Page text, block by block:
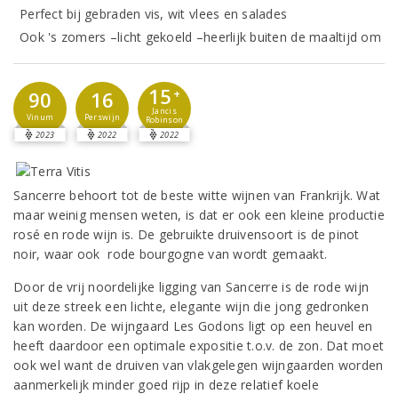
Perfect bij gebraden vis, wit vlees en salades
Ook 's zomers –licht gekoeld –heerlijk buiten de maaltijd om
90
Vinum
2023
16
Perswijn
2022
15 +
Jancis
Robinson
2022
Sancerre behoort tot de beste witte wijnen van Frankrijk. Wat
maar weinig mensen weten, is dat er ook een kleine productie
rosé en rode wijn is. De gebruikte druivensoort is de pinot
noir, waar ook rode bourgogne van wordt gemaakt.
Door de vrij noordelijke ligging van Sancerre is de rode wijn
uit deze streek een lichte, elegante wijn die jong gedronken
kan worden. De wijngaard Les Godons ligt op een heuvel en
heeft daardoor een optimale expositie t.o.v. de zon. Dat moet
ook wel want de druiven van vlakgelegen wijngaarden worden
aanmerkelijk minder goed rijp in deze relatief koele